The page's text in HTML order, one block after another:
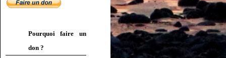
Pourquoi faire un
don ?